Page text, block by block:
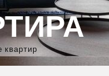
квартир